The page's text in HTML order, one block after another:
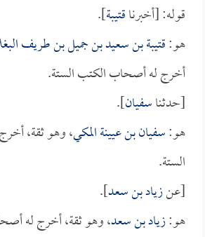
قوله: [أخبرناقتيبة].
هو:قتيبة بن سعيد بن جميل بن طريف
أخرج له أصحاب الكتب الستة.
[حدثناسفيان].
هو:سفيان بن عيينة المكي، وهو ثقة،
الستة.
[عنزياد بن سعد].
هو:زياد بن سعد، وهو ثقة، أخرج له